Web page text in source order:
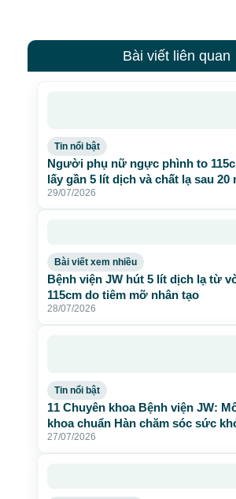
Bài viết liên quan
Tin nổi bật
Người phụ nữ ngực phình to
lấy gần 5 lít dịch và chất lạ sau 20
nhân tạo
29/07/2026
Bài viết xem nhiều
Bệnh viện JW hút 5 lít dịch lạ từ
115cm do tiêm mỡ nhân tạo
28/07/2026
Tin nổi bật
11 Chuyên khoa Bệnh viện JW:
khoa chuẩn Hàn chăm sóc sức
27/07/2026